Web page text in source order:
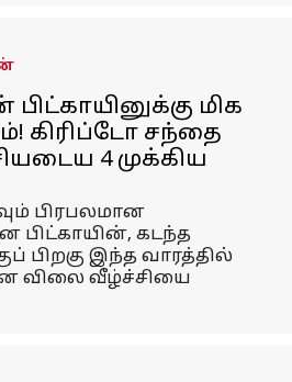
பிட்காயினுக்கு மிக
கிரிப்டோ சந்தை
4 முக்கிய
பிரபலமான
பிட்காயின், கடந்த
பிறகு இந்த வாரத்தில்
விலை வீழ்ச்சியை